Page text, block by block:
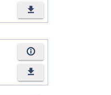
file_download
info_outline
file_download